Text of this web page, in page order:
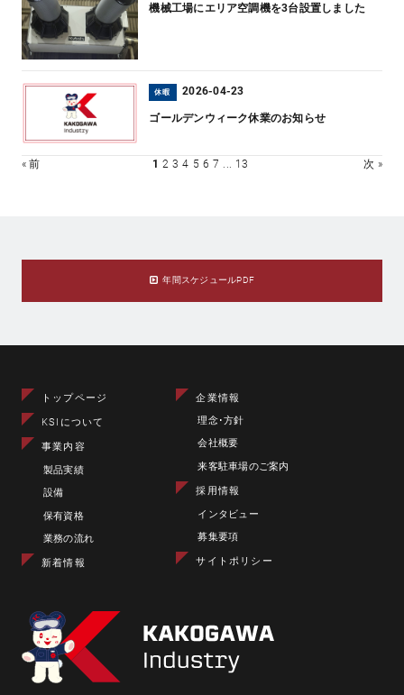
機械工場にエリア空調機を3台設置しました
休暇 2026-04-23
ゴールデンウィーク休業のお知らせ
« 前 1 2 3 4 5 6 7 ... 13 次 »
年間スケジュールPDF
トップページ
KSIについて
事業内容
製品実績
設備
保有資格
業務の流れ
新着情報
企業情報
理念･方針
会社概要
来客駐車場のご案内
採用情報
インタビュー
募集要項
サイトポリシー